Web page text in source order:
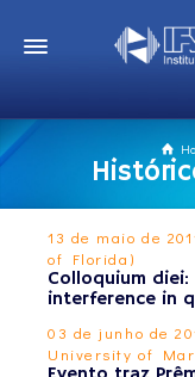
13 de maio de
of Florida)
Colloquium
interference in
03 de junho de
University of